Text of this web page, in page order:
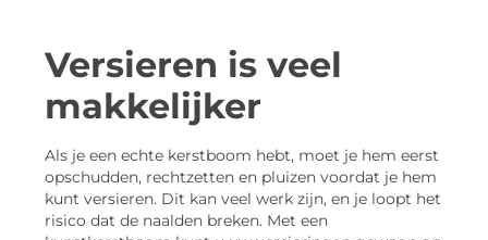
Versieren is veel
makkelijker
Als je een echte kerstboom hebt, moet je hem eerst
opschudden, rechtzetten en pluizen voordat je hem
kunt versieren. Dit kan veel werk zijn, en je loopt het
risico dat de naalden breken. Met een